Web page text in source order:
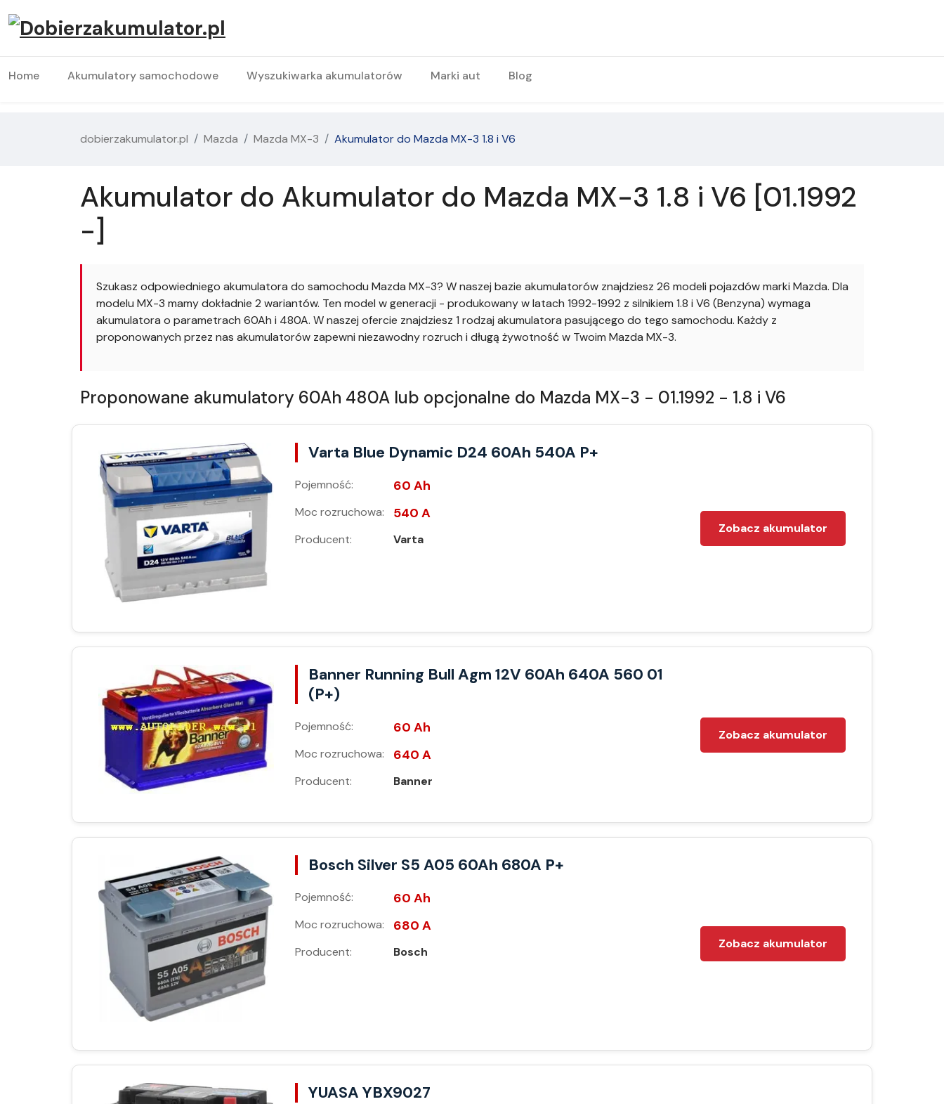
Home Akumulatory samochodowe Wyszukiwarka akumulatorów Marki aut Blog
dobierzakumulator.pl Mazda Mazda MX-3 Akumulator do Mazda MX-3 1.8 i V6
Akumulator do Akumulator do Mazda MX-3 1.8 i V6 [01.1992
-]
Szukasz odpowiedniego akumulatora do samochodu Mazda MX-3? W naszej bazie akumulatorów znajdziesz 26 modeli pojazdów marki Mazda. Dla
modelu MX-3 mamy dokładnie 2 wariantów. Ten model w generacji - produkowany w latach 1992-1992 z silnikiem 1.8 i V6 (Benzyna) wymaga
akumulatora o parametrach 60Ah i 480A. W naszej ofercie znajdziesz 1 rodzaj akumulatora pasującego do tego samochodu. Każdy z
proponowanych przez nas akumulatorów zapewni niezawodny rozruch i długą żywotność w Twoim Mazda MX-3.
Proponowane akumulatory 60Ah 480A lub opcjonalne do Mazda MX-3 - 01.1992 - 1.8 i V6
Varta Blue Dynamic D24 60Ah 540A P+
Pojemność: 60 Ah
Moc rozruchowa: 540 A
Producent: Varta
Zobacz akumulator
Banner Running Bull Agm 12V 60Ah 640A 560 01
(P+)
Pojemność: 60 Ah
Moc rozruchowa: 640 A
Producent: Banner
Zobacz akumulator
Bosch Silver S5 A05 60Ah 680A P+
Pojemność: 60 Ah
Moc rozruchowa: 680 A
Producent: Bosch
Zobacz akumulator
YUASA YBX9027